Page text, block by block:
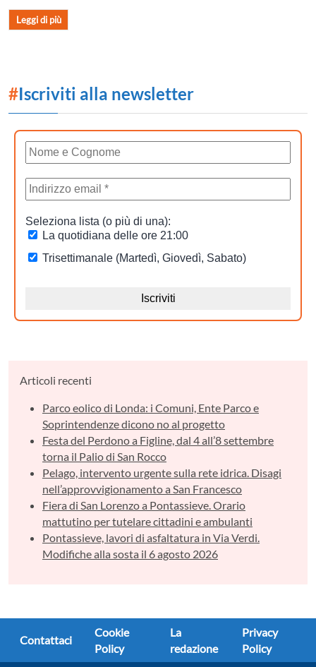
Leggi di più
#Iscriviti alla newsletter
Articoli recenti
Parco eolico di Londa: i Comuni, Ente Parco e
Soprintendenze dicono no al progetto
Festa del Perdono a Figline, dal 4 all’8 settembre
torna il Palio di San Rocco
Pelago, intervento urgente sulla rete idrica. Disagi
nell’approvvigionamento a San Francesco
Fiera di San Lorenzo a Pontassieve. Orario
mattutino per tutelare cittadini e ambulanti
Pontassieve, lavori di asfaltatura in Via Verdi.
Modifiche alla sosta il 6 agosto 2026
Contattaci
Cookie
Policy
La
redazione
Privacy
Policy